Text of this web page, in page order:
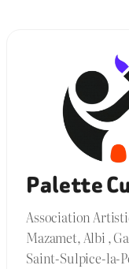
Palette
Association
Mazamet, Albi ,
Saint-Sulpice-la-